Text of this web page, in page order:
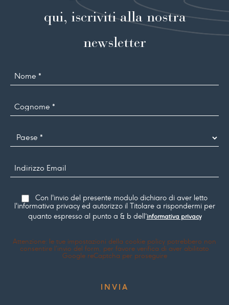
qui, iscriviti alla nostra
newsletter
Con l'invio del presente modulo dichiaro di aver letto
l'informativa privacy ed autorizzo il Titolare a rispondermi per
quanto espresso al punto a & b dell’informativa privacy
Attenzione: le tue impostazioni della cookie policy potrebbero non
consentire l'invio del form, per favore verifica di aver abilitato
Google reCaptcha per proseguire